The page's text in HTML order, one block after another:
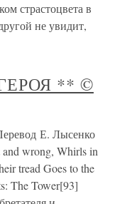
страстоцвета в
не увидит,
** ©
Е. Лысенко
wrong, Whirls in
tread Goes to the
The Tower[93]